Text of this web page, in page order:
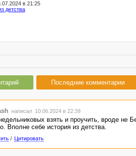
в 21:25
детства
Последние комментарии
написал 10.06.2024 в 22:39
взять и проучить, вроде не
Вполне себе история из детства.
/ Цитировать